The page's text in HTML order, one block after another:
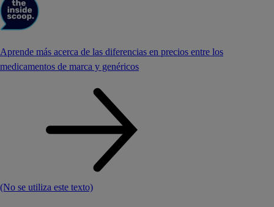
Aprende más acerca de las diferencias en precios entre los
medicamentos de marca y genéricos
(No se utiliza este texto)